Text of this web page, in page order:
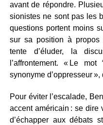
avant de répondre.
sionistes ne sont pas les
questions portent moins
sur sa position à propos
tente d’éluder, la
l’affrontement. « Le
synonyme d’oppresseur »,
Pour éviter l’escalade,
accent américain : se dire
d’échapper aux débats